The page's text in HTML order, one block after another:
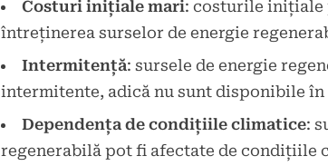
Costuri inițiale mari: costurile inițiale
întreținerea surselor de energie
Intermitență: sursele de energie
intermitente, adică nu sunt disponibile în
Dependența de condițiile climatice:
regenerabilă pot fi afectate de condițiile